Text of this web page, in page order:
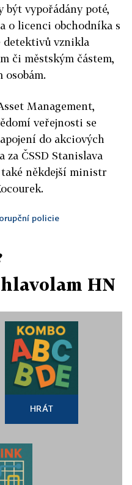
být vypořádány poté,
o licenci obchodníka s
detektivů vznikla
či městským částem,
osobám.
Management,
veřejnosti se
do akciových
za ČSSD Stanislava
také někdejší ministr
policie
HN
HRÁT